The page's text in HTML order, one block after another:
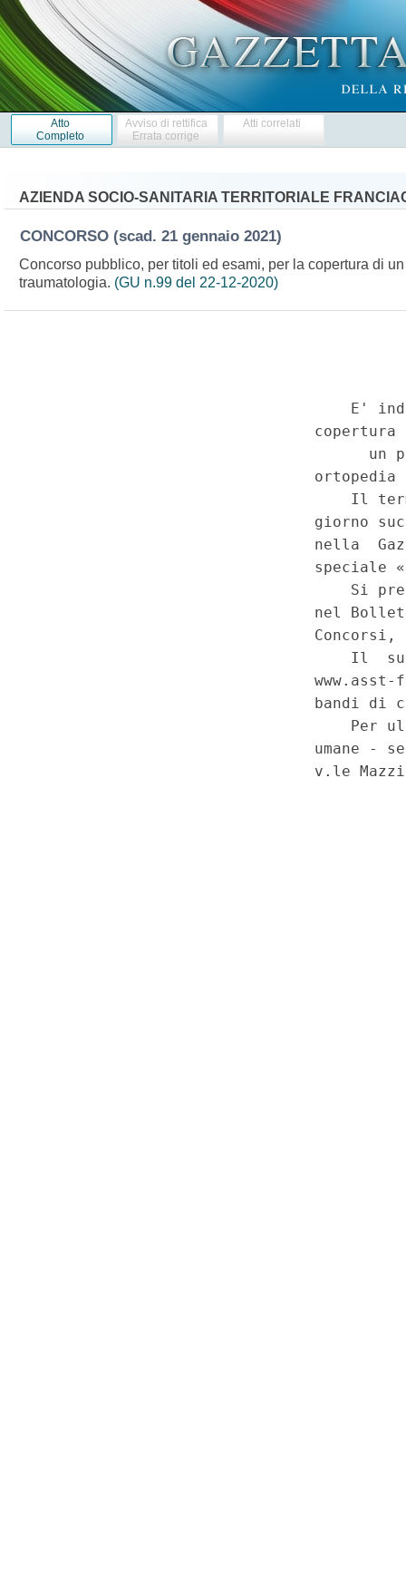
Atto
Completo
Avviso di rettifica
Errata corrige
Atti correlati
AZIENDA SOCIO-SANITARIA TERRITORIALE
CONCORSO (scad. 21 gennaio 2021)
Concorso pubblico, per titoli ed esami, per la copertura di
traumatologia. (GU n.99 del 22-12-2020)